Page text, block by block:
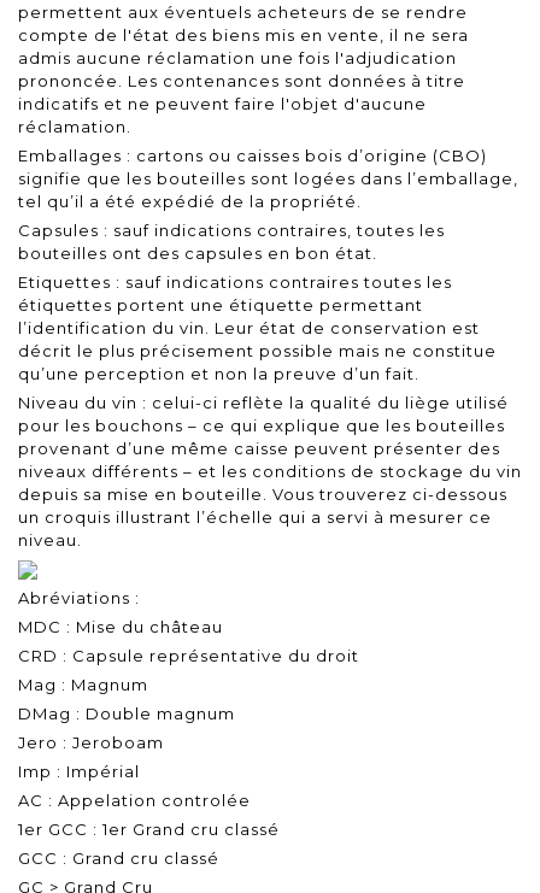
permettent aux éventuels acheteurs de se rendre
compte de l'état des biens mis en vente, il ne sera
admis aucune réclamation une fois l'adjudication
prononcée. Les contenances sont données à titre
indicatifs et ne peuvent faire l'objet d'aucune
réclamation.
Emballages : cartons ou caisses bois d’origine (CBO)
signifie que les bouteilles sont logées dans l’emballage,
tel qu’il a été expédié de la propriété.
Capsules : sauf indications contraires, toutes les
bouteilles ont des capsules en bon état.
Etiquettes : sauf indications contraires toutes les
étiquettes portent une étiquette permettant
l’identification du vin. Leur état de conservation est
décrit le plus précisement possible mais ne constitue
qu’une perception et non la preuve d’un fait.
Niveau du vin : celui-ci reflète la qualité du liège utilisé
pour les bouchons – ce qui explique que les bouteilles
provenant d’une même caisse peuvent présenter des
niveaux différents – et les conditions de stockage du vin
depuis sa mise en bouteille. Vous trouverez ci-dessous
un croquis illustrant l’échelle qui a servi à mesurer ce
niveau.
Abréviations :
MDC : Mise du château
CRD : Capsule représentative du droit
Mag : Magnum
DMag : Double magnum
Jero : Jeroboam
Imp : Impérial
AC : Appelation controlée
1er GCC : 1er Grand cru classé
GCC : Grand cru classé
GC > Grand Cru